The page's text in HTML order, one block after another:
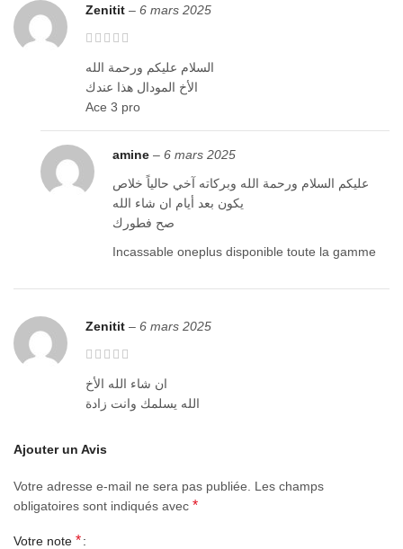
Zenitit – 6 mars 2025
السلام عليكم ورحمة الله
الأخ المودال هذا عندك
Ace 3 pro
amine – 6 mars 2025
عليكم السلام ورحمة الله وبركاته آخي حالياً خلاص
يكون بعد أيام ان شاء الله
صح فطورك
Incassable oneplus disponible toute la gamme
Zenitit – 6 mars 2025
ان شاء الله الأخ
الله يسلمك وانت زادة
Ajouter un Avis
Votre adresse e-mail ne sera pas publiée.
Les champs
obligatoires sont indiqués avec *
Votre note *